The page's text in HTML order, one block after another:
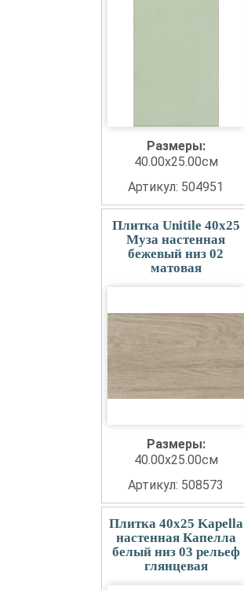
Размеры:
40.00x25.00см
Артикул: 504951
Плитка Unitile 40x25
Муза настенная
бежевый низ 02
матовая
Размеры:
40.00x25.00см
Артикул: 508573
Плитка 40x25 Kapella
настенная Капелла
белый низ 03 рельеф
глянцевая